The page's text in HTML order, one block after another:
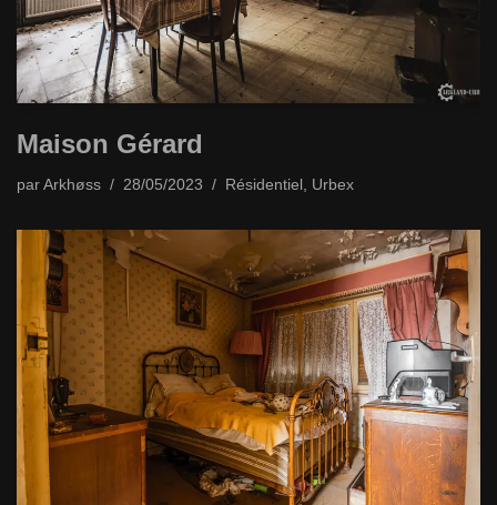
Maison Gérard
par Arkhøss 28/05/2023 Résidentiel Urbex